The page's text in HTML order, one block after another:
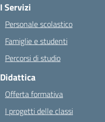
I Servizi
Personale scolastico
Famiglie e studenti
Percorsi di studio
Didattica
Offerta formativa
I progetti delle classi